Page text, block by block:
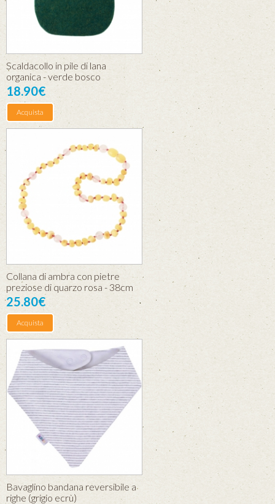
Scaldacollo in pile di lana
organica - verde bosco
18.90€
Acquista
Collana di ambra con pietre
preziose di quarzo rosa - 38cm
25.80€
Acquista
Bavaglino bandana reversibile a
righe (grigio ecrù)